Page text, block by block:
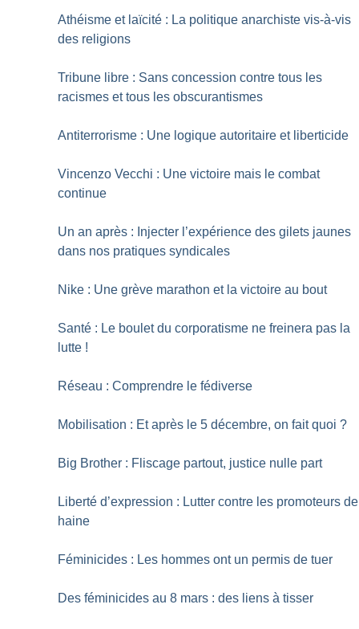
Athéisme et laïcité : La politique anarchiste vis-à-vis
des religions
Tribune libre : Sans concession contre tous les
racismes et tous les obscurantismes
Antiterrorisme : Une logique autoritaire et liberticide
Vincenzo Vecchi : Une victoire mais le combat
continue
Un an après : Injecter l’expérience des gilets jaunes
dans nos pratiques syndicales
Nike : Une grève marathon et la victoire au bout
Santé : Le boulet du corporatisme ne freinera pas la
lutte !
Réseau : Comprendre le fédiverse
Mobilisation : Et après le 5 décembre, on fait quoi ?
Big Brother : Fliscage partout, justice nulle part
Liberté d’expression : Lutter contre les promoteurs de
haine
Féminicides : Les hommes ont un permis de tuer
Des féminicides au 8 mars : des liens à tisser